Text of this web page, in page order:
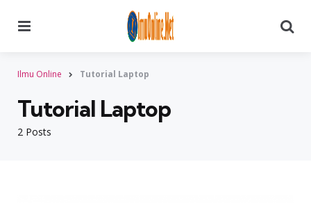
Ilmu Online Tutorial Laptop
2 Posts
Tutorial Laptop